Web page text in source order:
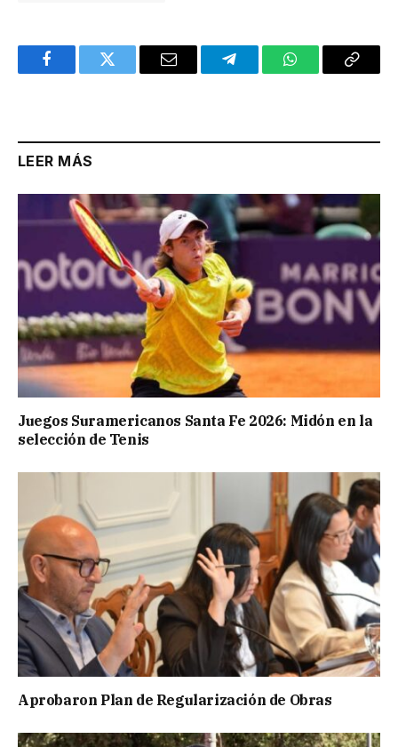
FacebookTwitter Email TelegramWhatsAppCopy
LEER MÁS
Juegos Suramericanos Santa Fe 2026: Midón en la
selección de Tenis
Aprobaron Plan de Regularización de Obras